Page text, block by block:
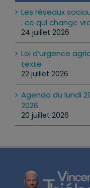
Les réseaux
: ce qui change
24 juillet 2026
Loi d’urgence
texte
22 juillet 2026
Agenda du lundi
2026
20 juillet 2026